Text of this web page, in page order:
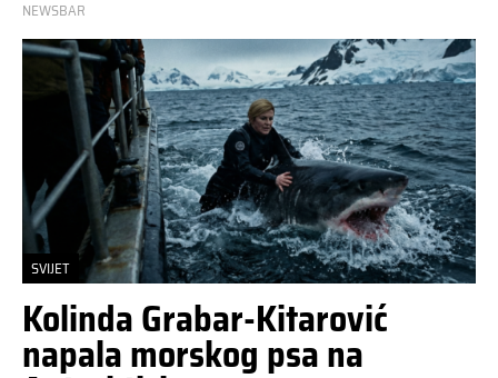
NEWSBAR
SVIJET
Kolinda Grabar-Kitarović
napala morskog psa na